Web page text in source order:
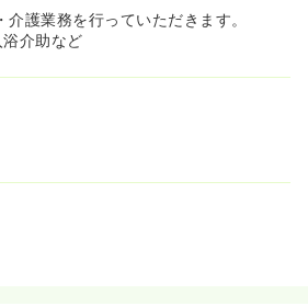
護業務を行っていただきます。
介助など